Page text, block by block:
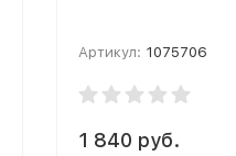
Артикул: 1075706
1 840 руб.